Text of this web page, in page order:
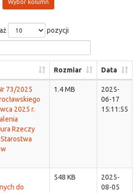
Wybór kolumn
pozycji
Rozmiar Data
73/2025
2025 r.
Rzeczy
1.4 MB
2025-
06-17
15:11:55
do
548 KB
2025-
08-05